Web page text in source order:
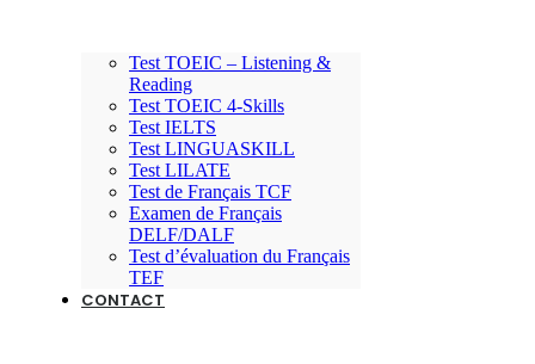
Test TOEIC – Listening &
Reading
Test TOEIC 4-Skills
Test IELTS
Test LINGUASKILL
Test LILATE
Test de Français TCF
Examen de Français
DELF/DALF
Test d’évaluation du Français
TEF
CONTACT